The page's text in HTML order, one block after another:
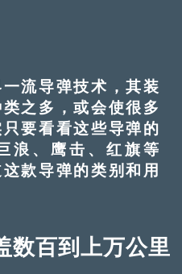
流导弹技术，其装
之多，或会使很多
要看看这些导弹的
浪、鹰击、红旗等
款导弹的类别和用
数百到上万公里